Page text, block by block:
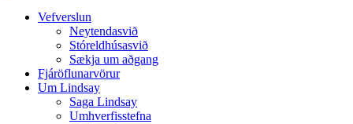
Vefverslun
Neytendasvið
Stóreldhúsasvið
Sækja um aðgang
Fjáröflunarvörur
Um Lindsay
Saga Lindsay
Umhverfisstefna